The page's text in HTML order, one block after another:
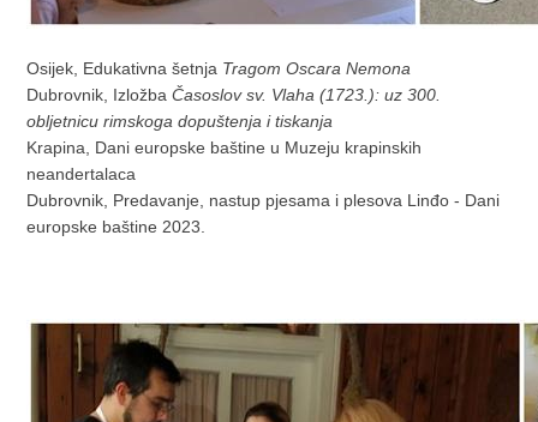
Osijek, Edukativna šetnja Tragom Oscara Nemona
Dubrovnik, IzložbaČasoslov sv. Vlaha (1723.): uz 300.
obljetnicu rimskoga dopuštenja i tiskanja
Krapina, Dani europske baštine u Muzeju krapinskih
neandertalaca
Dubrovnik, Predavanje, nastup pjesama i plesova Linđo - Dani
europske baštine 2023.